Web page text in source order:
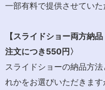
一部有料で提供させていた
【スライドショー両方納
注文につき550円〉
スライドショーの納品方
れかをお選びいただきま